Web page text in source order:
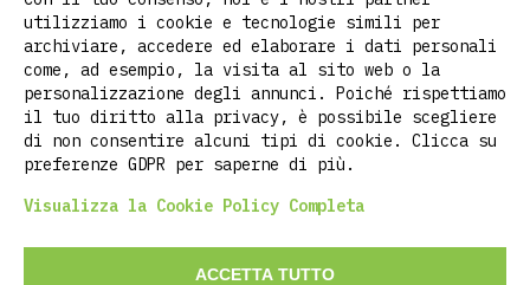
Home
Chi siamo
Personalizzazione
Contatti
Magazine
Faq
©2026 RITCLOTHING DI LUCA PIETROPOLI
utilizziamo i cookie e tecnologie simili per
archiviare, accedere ed elaborare i dati personali
come, ad esempio, la visita al sito web o la
personalizzazione degli annunci. Poiché rispettiamo
il tuo diritto alla privacy, è possibile scegliere
di non consentire alcuni tipi di cookie. Clicca su
preferenze GDPR per saperne di più.
Visualizza la Cookie Policy Completa
ACCETTA TUTTO